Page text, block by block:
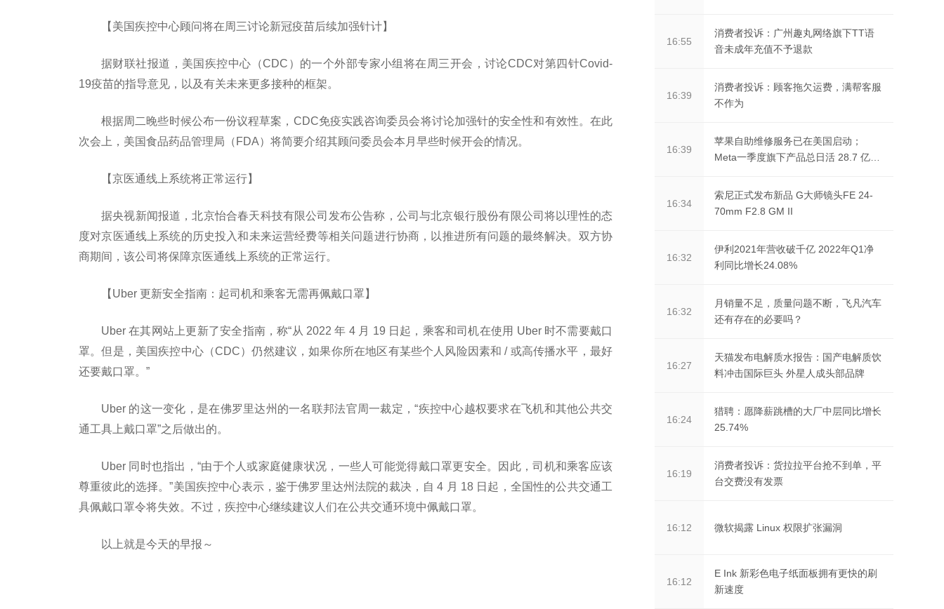
【美国疾控中心顾问将在周三讨论新冠疫苗后续加强针计】
据财联社报道，美国疾控中心（CDC）的一个外部专家小组将在周三开会，讨论CDC对第四针Covid-
19疫苗的指导意见，以及有关未来更多接种的框架。
根据周二晚些时候公布一份议程草案，CDC免疫实践咨询委员会将讨论加强针的安全性和有效性。在此
次会上，美国食品药品管理局（FDA）将简要介绍其顾问委员会本月早些时候开会的情况。
【京医通线上系统将正常运行】
据央视新闻报道，北京怡合春天科技有限公司发布公告称，公司与北京银行股份有限公司将以理性的态
度对京医通线上系统的历史投入和未来运营经费等相关问题进行协商，以推进所有问题的最终解决。双方协
商期间，该公司将保障京医通线上系统的正常运行。
【Uber 更新安全指南：起司机和乘客无需再佩戴口罩】
Uber 在其网站上更新了安全指南，称“从 2022 年 4 月 19 日起，乘客和司机在使用 Uber 时不需要戴口
罩。但是，美国疾控中心（CDC）仍然建议，如果你所在地区有某些个人风险因素和 / 或高传播水平，最好
还要戴口罩。”
Uber 的这一变化，是在佛罗里达州的一名联邦法官周一裁定，“疾控中心越权要求在飞机和其他公共交
通工具上戴口罩”之后做出的。
Uber 同时也指出，“由于个人或家庭健康状况，一些人可能觉得戴口罩更安全。因此，司机和乘客应该
尊重彼此的选择。”美国疾控中心表示，鉴于佛罗里达州法院的裁决，自 4 月 18 日起，全国性的公共交通工
具佩戴口罩令将失效。不过，疾控中心继续建议人们在公共交通环境中佩戴口罩。
以上就是今天的早报～
16:55
消费者投诉：广州趣丸网络旗下TT语
音未成年充值不予退款
16:39
消费者投诉：顾客拖欠运费，满帮客服
不作为
16:39
苹果自助维修服务已在美国启动；
Meta一季度旗下产品总日活 28.7 亿
16:34
索尼正式发布新品 G大师镜头FE 24-
70mm F2.8 GM II
16:32
伊利2021年营收破千亿 2022年Q1净
利同比增长24.08%
16:32
月销量不足，质量问题不断，飞凡汽车
还有存在的必要吗？
16:27
天猫发布电解质水报告：国产电解质饮
料冲击国际巨头 外星人成头部品牌
16:24
猎聘：愿降薪跳槽的大厂中层同比增长
25.74%
16:19
消费者投诉：货拉拉平台抢不到单，平
台交费没有发票
16:12 微软揭露 Linux 权限扩张漏洞
16:12
E Ink 新彩色电子纸面板拥有更快的刷
新速度